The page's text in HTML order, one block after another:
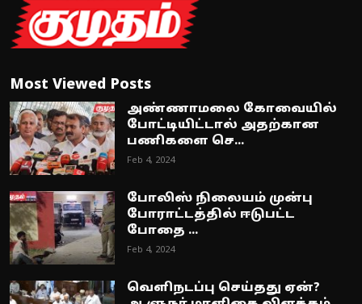
Most Viewed Posts
அண்ணாமலை கோவையில்
போட்டியிட்டால் அதற்கான
பணிகளை செ...
Feb 4, 2024
போலிஸ் நிலையம் முன்பு
போராட்டத்தில் ஈடுபட்ட
போதை ...
Feb 4, 2024
வெளிநடப்பு செய்தது ஏன்?